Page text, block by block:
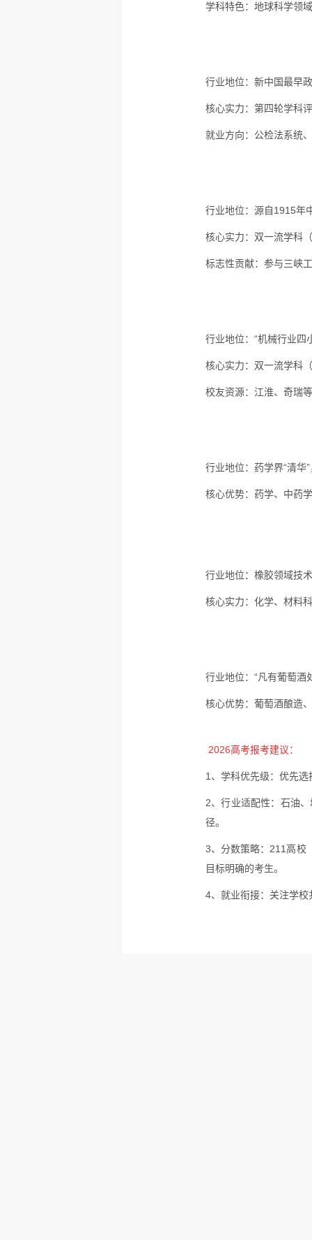
学科特色： 地球科学领
行业地位： 新中国最早
核心实力： 第四轮学科
就业方向： 公检法系统
行业地位： 源自1915年
核心实力： 双一流学科
标志性贡献： 参与三峡
行业地位： “机械行业四
核心实力： 双一流学科
校友资源： 江淮、奇瑞
行业地位： 药学界“清华
核心优势： 药学、中药
行业地位： 橡胶领域技
核心实力： 化学、材料
行业地位： “凡有葡萄酒
核心优势： 葡萄酒酿造
2026高考报考建议：
1、学科优先级：优先
2、行业适配性：石油
径。
3、分数策略：211高校
目标明确的考生。
4、就业衔接：关注学